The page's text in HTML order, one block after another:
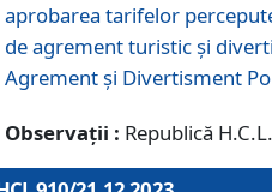
aprobarea tarifelor
de agrement turistic și
Agrement și Divertisment
Observații : Republică